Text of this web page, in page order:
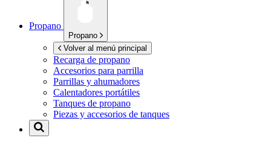
Propano
Propano
Volver al menú principal
Recarga de propano
Accesorios para parrilla
Parrillas y ahumadores
Calentadores portátiles
Tanques de propano
Piezas y accesorios de tanques